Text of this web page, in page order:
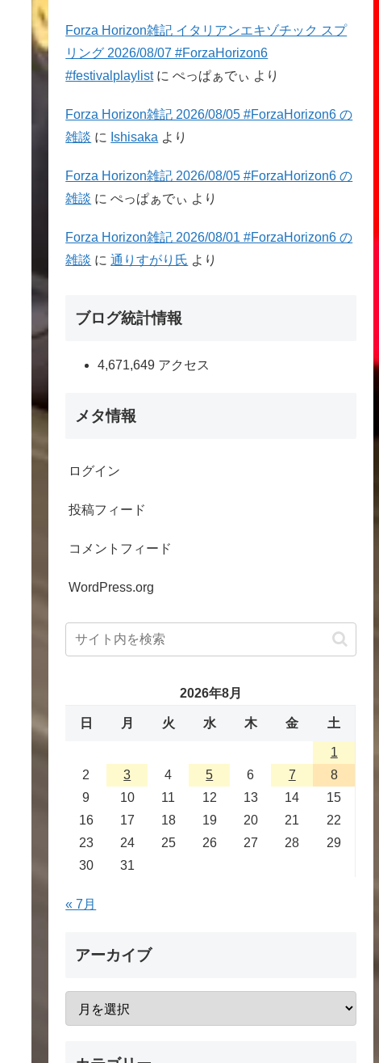
Forza Horizon雑記 イタリアンエキゾチック スプ
リング 2026/08/07 #ForzaHorizon6
#festivalplaylistにぺっぱぁでぃ より
Forza Horizon雑記 2026/08/05 #ForzaHorizon6 の
雑談 に Ishisaka より
Forza Horizon雑記 2026/08/05 #ForzaHorizon6 の
雑談 にぺっぱぁでぃ より
Forza Horizon雑記 2026/08/01 #ForzaHorizon6 の
雑談 に通りすがり氏 より
ブログ統計情報
4,671,649 アクセス
メタ情報
ログイン
投稿フィード
コメントフィード
WordPress.org
2026年8月
日 月 火 水 木 金 土
1
2
3 4 5 6 7
8
9
10 11 12 13 14
15
16
17 18 19 20 21
22
23
24 25 26 27 28
29
30
31
« 7月
アーカイブ